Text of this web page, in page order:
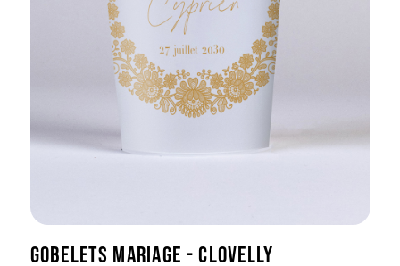
GOBELETS MARIAGE - CLOVELLY